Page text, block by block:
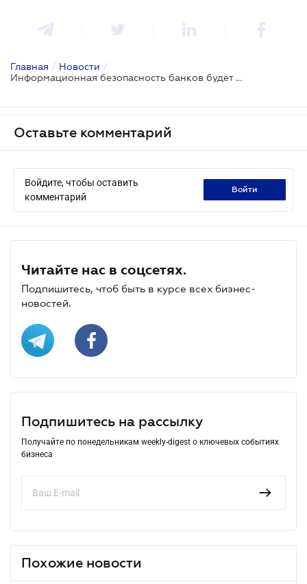
Главная / Новости /
Информационная безопасность банков будет организована по-новому
Оставьте комментарий
Войдите, чтобы оставить
комментарий
войти
Читайте нас в соцсетях.
Подпишитесь, чтоб быть в курсе всех бизнес-
новостей.
Подпишитесь на рассылку
Получайте по понедельникам weekly-digest о ключевых событиях
бизнеса
Похожие новости